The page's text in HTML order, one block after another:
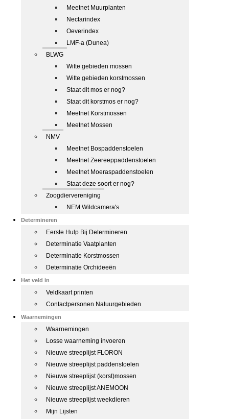
Meetnet Muurplanten
Nectarindex
Oeverindex
LMF-a (Dunea)
BLWG
Witte gebieden mossen
Witte gebieden korstmossen
Staat dit mos er nog?
Staat dit korstmos er nog?
Meetnet Korstmossen
Meetnet Mossen
NMV
Meetnet Bospaddenstoelen
Meetnet Zeereeppaddenstoelen
Meetnet Moeraspaddenstoelen
Staat deze soort er nog?
Zoogdiervereniging
NEM Wildcamera's
Determineren
Eerste Hulp Bij Determineren
Determinatie Vaatplanten
Determinatie Korstmossen
Determinatie Orchideeën
Het veld in
Veldkaart printen
Contactpersonen Natuurgebieden
Waarnemingen
Waarnemingen
Losse waarneming invoeren
Nieuwe streeplijst FLORON
Nieuwe streeplijst paddenstoelen
Nieuwe streeplijst (korst)mossen
Nieuwe streeplijst ANEMOON
Nieuwe streeplijst weekdieren
Mijn Lijsten